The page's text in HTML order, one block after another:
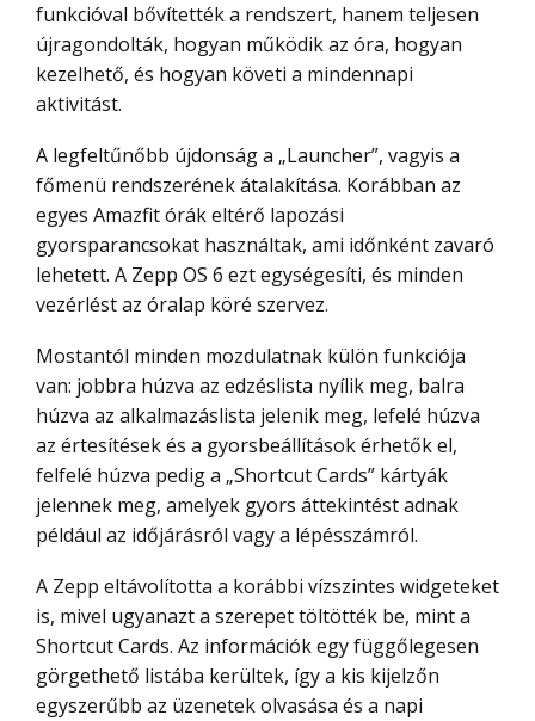
funkcióval bővítették a rendszert, hanem teljesen
újragondolták, hogyan működik az óra, hogyan
kezelhető, és hogyan követi a mindennapi
aktivitást.
A legfeltűnőbb újdonság a „Launcher”, vagyis a
főmenü rendszerének átalakítása. Korábban az
egyes Amazfit órák eltérő lapozási
gyorsparancsokat használtak, ami időnként zavaró
lehetett. A Zepp OS 6 ezt egységesíti, és minden
vezérlést az óralap köré szervez.
Mostantól minden mozdulatnak külön funkciója
van: jobbra húzva az edzéslista nyílik meg, balra
húzva az alkalmazáslista jelenik meg, lefelé húzva
az értesítések és a gyorsbeállítások érhetők el,
felfelé húzva pedig a „Shortcut Cards” kártyák
jelennek meg, amelyek gyors áttekintést adnak
például az időjárásról vagy a lépésszámról.
A Zepp eltávolította a korábbi vízszintes widgeteket
is, mivel ugyanazt a szerepet töltötték be, mint a
Shortcut Cards. Az információk egy függőlegesen
görgethető listába kerültek, így a kis kijelzőn
egyszerűbb az üzenetek olvasása és a napi